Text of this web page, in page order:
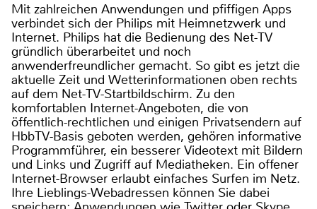
Mit zahlreichen Anwendungen und pfiffigen Apps
verbindet sich der Philips mit Heimnetzwerk und
Internet. Philips hat die Bedienung des Net-TV
gründlich überarbeitet und noch
anwenderfreundlicher gemacht. So gibt es jetzt die
aktuelle Zeit und Wetterinformationen oben rechts
auf dem Net-TV-Startbildschirm. Zu den
komfortablen Internet-Angeboten, die von
öffentlich-rechtlichen und einigen Privatsendern auf
HbbTV-Basis geboten werden, gehören informative
Programmführer, ein besserer Videotext mit Bildern
und Links und Zugriff auf Mediatheken. Ein offener
Internet-Browser erlaubt einfaches Surfen im Netz.
Ihre Lieblings-Webadressen können Sie dabei